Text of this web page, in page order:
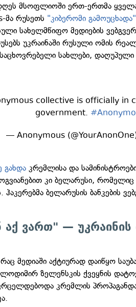
მსოფლიოში ერთ-ერთმა
მა რუსეთს "კიბერომი
სახელმწიფო მედიების
უკრაინაში რუსული ომის
სახლები,
collective is officially in
government.
— Anonymous
გახდა კრემლისა და
კი ბელარუსი,
ჰაკერებმა ბელარუსის ბანკების
აქ ვართ" —
მედიაში აქტიურად დაიწყო
ზელენსკის ქვეყნის
კრემლის